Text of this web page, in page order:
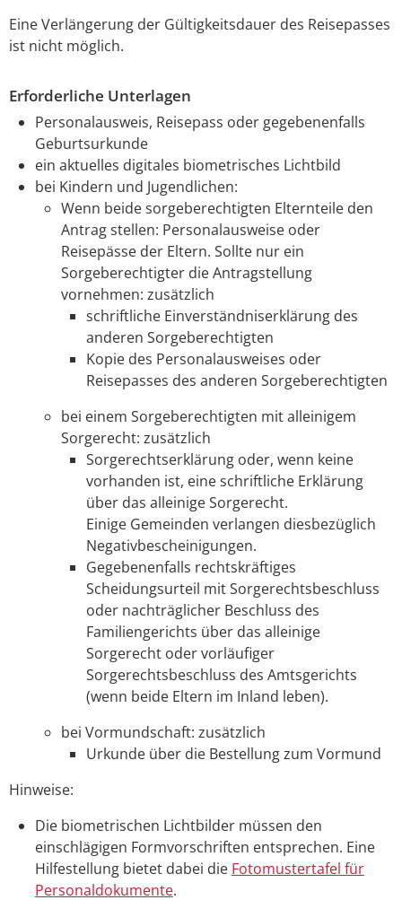
Eine Verlängerung der Gültigkeitsdauer des Reisepasses
ist nicht möglich.
Erforderliche Unterlagen
Personalausweis, Reisepass oder gegebenenfalls
Geburtsurkunde
ein aktuelles digitales biometrisches Lichtbild
bei Kindern und Jugendlichen:
Wenn beide sorgeberechtigten Elternteile den
Antrag stellen: Personalausweise oder
Reisepässe der Eltern. Sollte nur ein
Sorgeberechtigter die Antragstellung
vornehmen: zusätzlich
schriftliche Einverständniserklärung des
anderen Sorgeberechtigten
Kopie des Personalausweises oder
Reisepasses des anderen Sorgeberechtigten
bei einem Sorgeberechtigten mit alleinigem
Sorgerecht: zusätzlich
Sorgerechtserklärung oder, wenn keine
vorhanden ist, eine schriftliche Erklärung
über das alleinige Sorgerecht.
Einige Gemeinden verlangen diesbezüglich
Negativbescheinigungen.
Gegebenenfalls rechtskräftiges
Scheidungsurteil mit Sorgerechtsbeschluss
oder nachträglicher Beschluss des
Familiengerichts über das alleinige
Sorgerecht oder vorläufiger
Sorgerechtsbeschluss des Amtsgerichts
(wenn beide Eltern im Inland leben).
bei Vormundschaft: zusätzlich
Urkunde über die Bestellung zum Vormund
Hinweise:
Die biometrischen Lichtbilder müssen den
einschlägigen Formvorschriften entsprechen. Eine
Hilfestellung bietet dabei die Fotomustertafel für
Personaldokumente.